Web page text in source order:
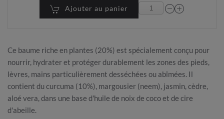
Ajouter au panier
Ce baume riche en plantes (20%) est spécialement conçu pour
nourrir, hydrater et protéger durablement les zones des pieds,
lèvres, mains particulièrement desséchées ou abîmées. Il
contient du curcuma (10%), margousier (neem), jasmin, cèdre,
aloé vera, dans une base d'huile de noix de coco et de cire
d'abeille.